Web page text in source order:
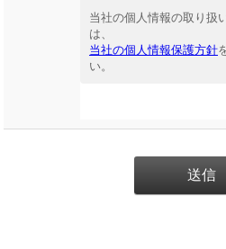
当社の個人情報の取り扱
は、
当社の個人情報保護方針
い。